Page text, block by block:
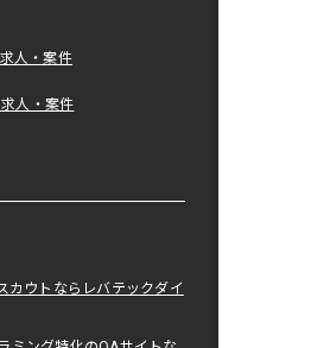
人・案件
人・案件
カウトならレバテックダイ